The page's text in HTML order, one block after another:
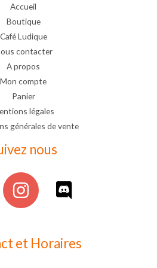
Accueil
Boutique
Café Ludique
contacter
A propos
Mon compte
Panier
légales
générales de vente
nous
et Horaires